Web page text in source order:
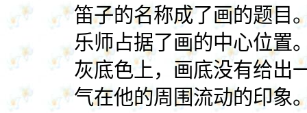
笛子的名称成了画的题目
乐师占据了画的中心位置
灰底色上，画底没有给出
气在他的周围流动的印象